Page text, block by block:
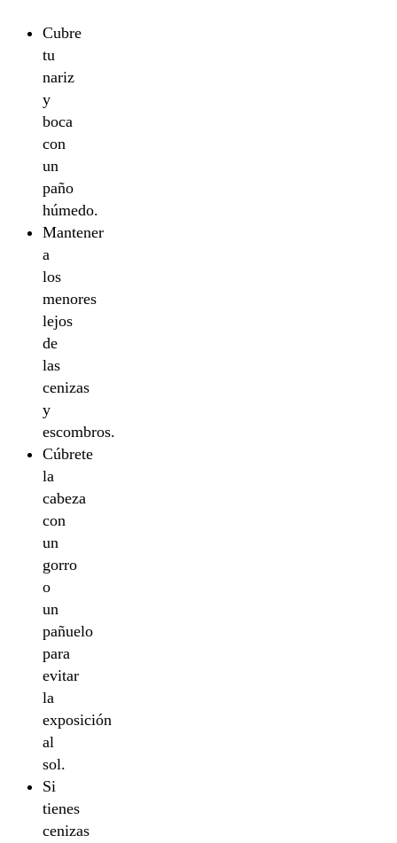
Cubre
tu
nariz
y
boca
con
un
paño
húmedo.
Mantener
a
los
menores
lejos
de
las
cenizas
y
escombros.
Cúbrete
la
cabeza
con
un
gorro
o
un
pañuelo
para
evitar
la
exposición
al
sol.
Si
tienes
cenizas